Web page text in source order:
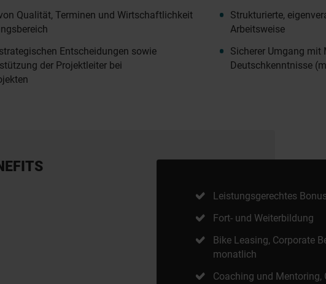
Qualität, Terminen und Wirtschaftlichkeit
Entscheidungen sowie
der Projektleiter bei
Strukturierte,
Arbeitsweise
Sicherer Umgang mit
Deutschkenntnisse
Leistungsgerechtes
Fort- und Weiterbildung
Bike Leasing, Corporate
monatlich
Coaching und Mentoring,